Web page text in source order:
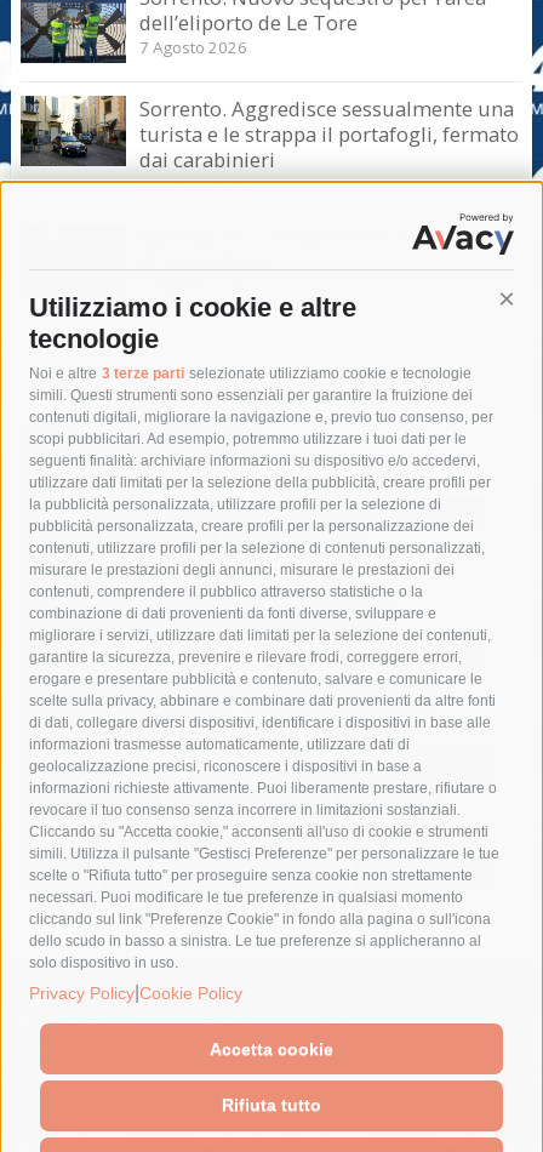
Utilizziamo i cookie e altre
tecnologie
Noi e altre 3 terze parti selezionate utilizziamo cookie e tecnologie
simili. Questi strumenti sono essenziali per garantire la fruizione dei
contenuti digitali, migliorare la navigazione e, previo tuo consenso, per
scopi pubblicitari. Ad esempio, potremmo utilizzare i tuoi dati per le
seguenti finalità: archiviare informazioni su dispositivo e/o accedervi,
utilizzare dati limitati per la selezione della pubblicità, creare profili per
la pubblicità personalizzata, utilizzare profili per la selezione di
pubblicità personalizzata, creare profili per la personalizzazione dei
contenuti, utilizzare profili per la selezione di contenuti personalizzati,
misurare le prestazioni degli annunci, misurare le prestazioni dei
contenuti, comprendere il pubblico attraverso statistiche o la
combinazione di dati provenienti da fonti diverse, sviluppare e
migliorare i servizi, utilizzare dati limitati per la selezione dei contenuti,
garantire la sicurezza, prevenire e rilevare frodi, correggere errori,
erogare e presentare pubblicità e contenuto, salvare e comunicare le
scelte sulla privacy, abbinare e combinare dati provenienti da altre fonti
di dati, collegare diversi dispositivi, identificare i dispositivi in base alle
informazioni trasmesse automaticamente, utilizzare dati di
geolocalizzazione precisi, riconoscere i dispositivi in base a
informazioni richieste attivamente. Puoi liberamente prestare, rifiutare o
revocare il tuo consenso senza incorrere in limitazioni sostanziali.
Cliccando su "Accetta cookie," acconsenti all'uso di cookie e strumenti
simili. Utilizza il pulsante "Gestisci Preferenze" per personalizzare le tue
scelte o "Rifiuta tutto" per proseguire senza cookie non strettamente
necessari. Puoi modificare le tue preferenze in qualsiasi momento
cliccando sul link "Preferenze Cookie" in fondo alla pagina o sull'icona
dello scudo in basso a sinistra. Le tue preferenze si applicheranno al
solo dispositivo in uso.
Privacy Policy Cookie Policy
Accetta cookie
Rifiuta tutto
dell’eliporto de Le Tore
7 Agosto 2026
Sorrento. Aggredisce sessualmente una
turista e le strappa il portafogli, fermato
dai carabinieri
7 Agosto 2026
Sant’Agnello. Serata evento nel ricordo
Tag
acqua allerta meteo
anas
area marina protetta di punta campanella
arresto
Asl Napoli 3 sud
capitaneria di porto capri
carabinieri
castellammare di stabia
circumvesuviana
comune di sorrento
concerto
contagi
costiera amalfitana
covid-19 eav
elezioni
fondazione sorrento
gori guardia costiera
incidente
lavori
lorenzo balducelli mare
massa lubrense
massimo coppola
Meta napoli
ordinanza
penisola sorrentina
piano di sorrento
polizia municipale
protezione civile
Regione Campania
sant'agnello
sindaco cuomo
sorrento studenti temporali
treni
turismo
Vico Equense villa fiorentino vincenzo de luca
© 2015 SorrentoPress. All rights reserved.
Il giornale online della Penisola Sorrentina
Cookie Policy